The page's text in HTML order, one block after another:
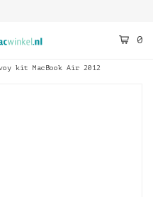
0
kit MacBook Air 2012